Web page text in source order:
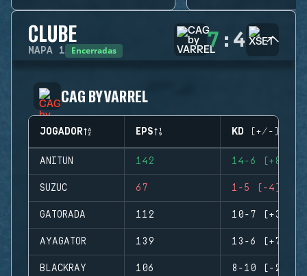
CLUBE
MAPA 1 Encerradas 7 : 4
CAG BY VARREL
JOGADOR EPS KD (+/-)
ANITUN 142 14-6 (+8)
SUZUC 67 1-5 (-4)
GATORADA 112 10-7 (+3)
AYAGATOR 139 13-6 (+7)
BLACKRAY 106 8-10 (-2)